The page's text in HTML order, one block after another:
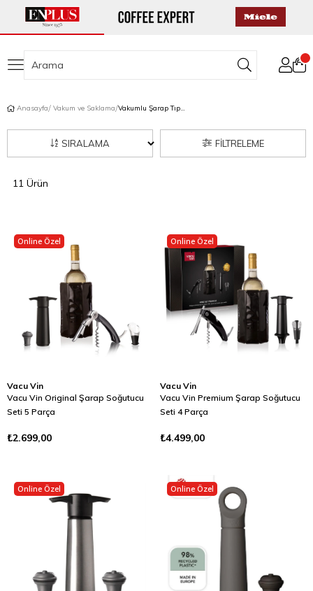
Anasayfa Vakum ve Saklama Vakumlu Şarap Tıpaları
FILTRELEME
SIRALAMA
11 Ürün
Vacu Vin
Vacu Vin Original Şarap Soğutucu
Seti 5 Parça
₺2.699,00
Online Özel
Vacu Vin
Vacu Vin Premium Şarap Soğutucu
Seti 4 Parça
₺4.499,00
Online Özel
Online Özel Online Özel